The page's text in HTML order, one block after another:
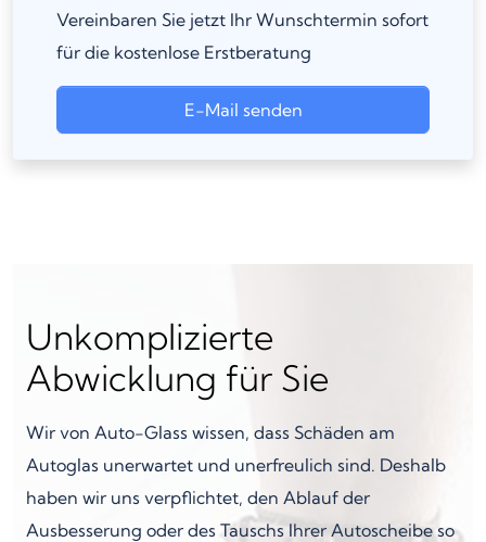
Vereinbaren Sie jetzt Ihr Wunschtermin sofort
für die kostenlose Erstberatung
E-Mail senden
Unkomplizierte
Abwicklung für Sie
Wir von Auto-Glass wissen, dass Schäden am
Autoglas unerwartet und unerfreulich sind. Deshalb
haben wir uns verpflichtet, den Ablauf der
Ausbesserung oder des Tauschs Ihrer Autoscheibe so